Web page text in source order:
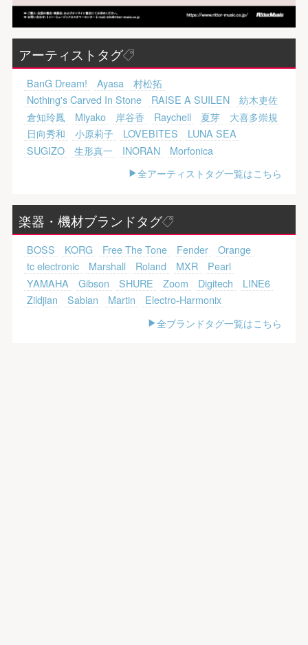
アーティストタグ
BanG Dream! Ayasa
村松拓
Nothing's Carved In Stone
RAISE A SUILEN
紡木吏佐
倉知玲鳳
Miyako 岸谷香 Raychell 夏芽
大喜多崇規
日向秀和
小原莉子 LOVEBITES
LUNA SEA
SUGIZO
生形真一 INORAN
Morfonica
全アーティストタグ一覧はこちら
楽器・機材ブランドタグ
BOSS KORG Free The Tone Fender
Orange
tc electronic
Marshall Roland MXR
Pearl
YAMAHA
Gibson SHURE Zoom Digitech
LINE6
Zildjian
Sabian Martin
Electro-Harmonix
全ブランドタグ一覧はこちら